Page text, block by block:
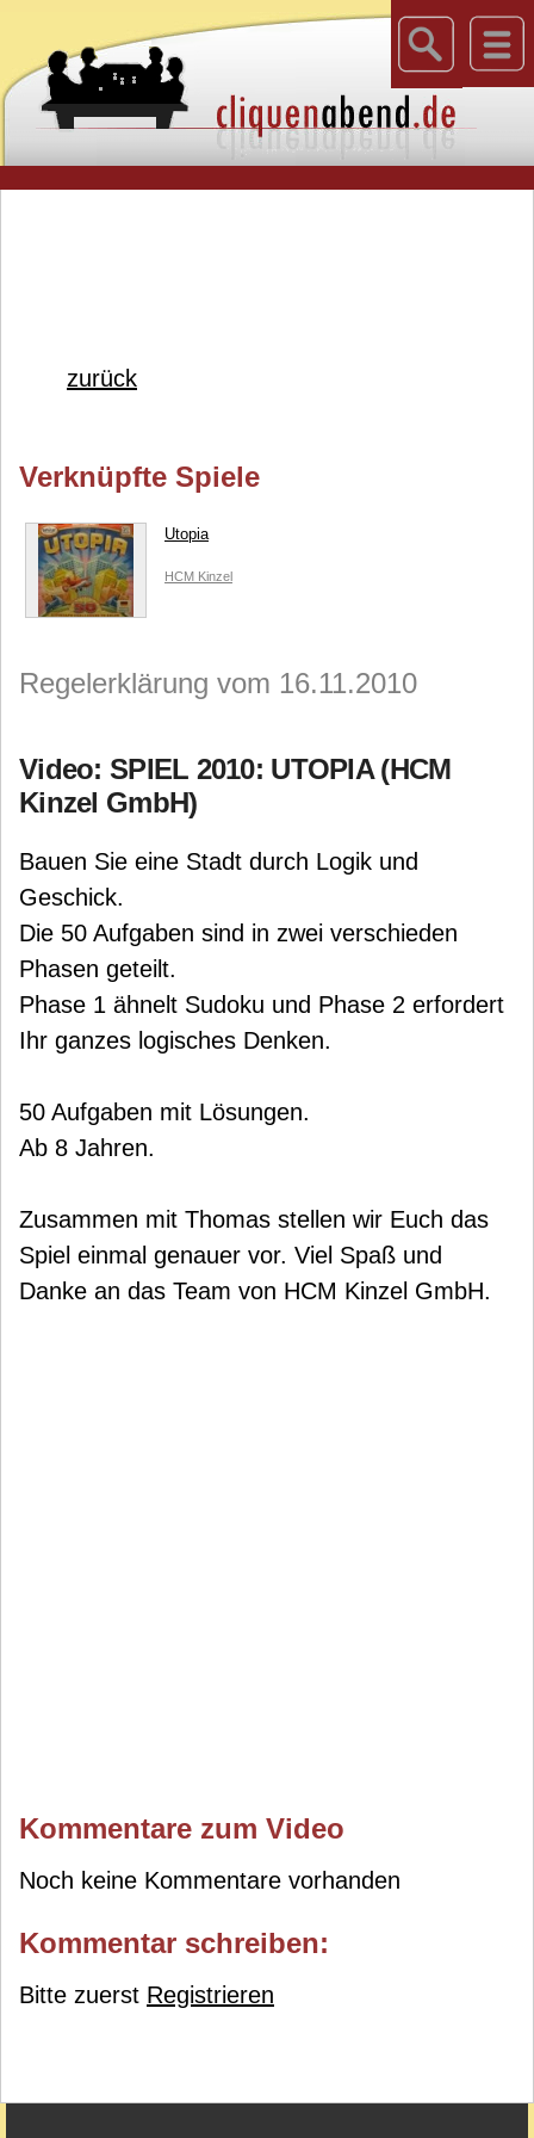
zurück
Verknüpfte Spiele
Utopia
HCM Kinzel
Regelerklärung vom 16.11.2010
Video: SPIEL 2010: UTOPIA (HCM
Kinzel GmbH)
Bauen Sie eine Stadt durch Logik und
Geschick.
Die 50 Aufgaben sind in zwei verschieden
Phasen geteilt.
Phase 1 ähnelt Sudoku und Phase 2 erfordert
Ihr ganzes logisches Denken.
50 Aufgaben mit Lösungen.
Ab 8 Jahren.
Zusammen mit Thomas stellen wir Euch das
Spiel einmal genauer vor. Viel Spaß und
Danke an das Team von HCM Kinzel GmbH.
Kommentare zum Video
Noch keine Kommentare vorhanden
Kommentar schreiben:
Bitte zuerst Registrieren